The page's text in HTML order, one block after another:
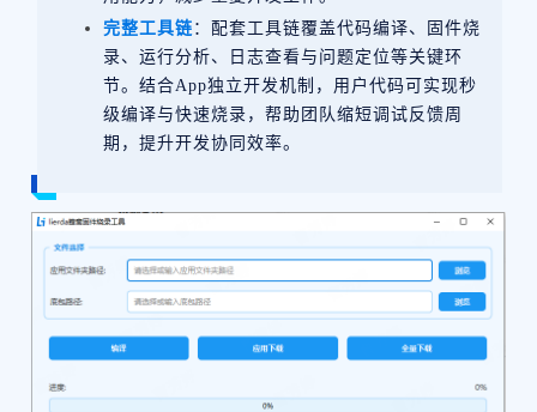
完整工具链 ：配套工具链覆盖代码编译、固件烧
录、运行分析、日志查看与问题定位等关键环
节。结合App独立开发机制，用户代码可实现秒
级编译与快速烧录，帮助团队缩短调试反馈周
期，提升开发协同效率。